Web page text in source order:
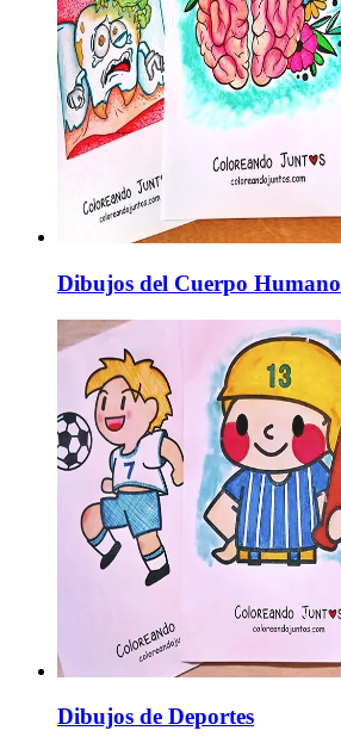
Dibujos del Cuerpo Humano
Dibujos de Deportes